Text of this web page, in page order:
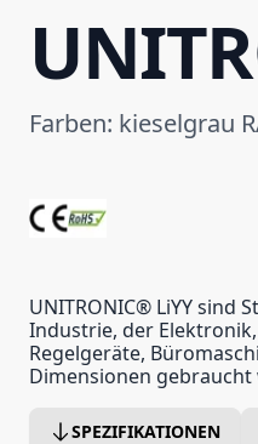
Farben: kieselgrau
UNITRONIC® LiYY sind
Industrie, der
Regelgeräte,
Dimensionen gebraucht
SPEZIFIKATIONEN